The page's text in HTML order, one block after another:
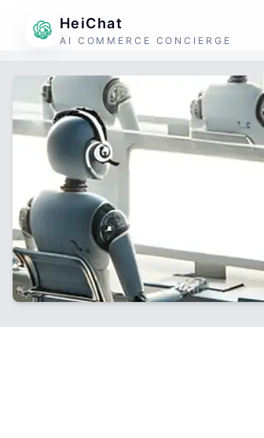
HeiChat
AI COMMERCE CONCIERGE